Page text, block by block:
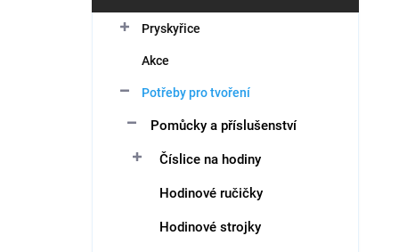
kategorie
Pryskyřice
Akce
Potřeby pro tvoření
Pomůcky a příslušenství
Číslice na hodiny
Hodinové ručičky
Hodinové strojky